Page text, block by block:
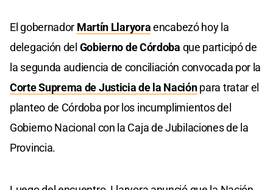
El gobernador Martín Llaryoraencabezó hoy la
delegación del Gobierno de Córdoba que participó de
la segunda audiencia de conciliación convocada por la
Corte Suprema de Justicia de la Naciónpara tratar el
planteo de Córdoba por los incumplimientos del
Gobierno Nacional con la Caja de Jubilaciones de la
Provincia.